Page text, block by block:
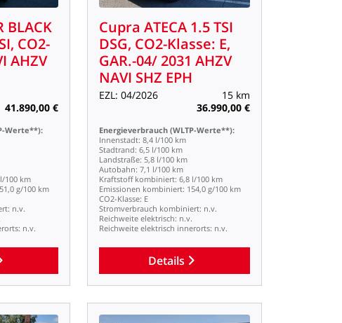
BLACK
CO2-
AHZV
41.890,00 €
Werte**):
l/100 km
g/100 km
n.v.
n.v.
Cupra ATECA 1.5TSI
DSG, CO2-Klasse: E,
GAR.-04/2031 AHZV
NAVI SHZ EPH
EZL: 04/2026 15 km
36.990,00 €
Energieverbrauch (WLTP-Werte**):
Innenstadt: 8,4 l/100 km
Stadtrand: 6,5 l/100 km
Landstraße: 5,8 l/100 km
Autobahn: 7,1 l/100 km
Kraftstoff kombiniert: 6,8 l/100 km
Emissionen kombiniert: 154,0 g/100 km
CO2-Klasse: E
Stromverbrauch kombiniert: n.v.
Reichweite elektrisch: n.v.
Reichweite elektrisch innerorts: n.v.
Details